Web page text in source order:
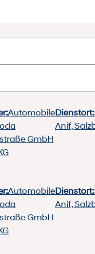
Automobile
GmbH
Dienstort:
Anif,
Automobile
GmbH
Dienstort:
Anif,